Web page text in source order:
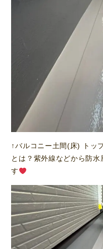
↑バルコニー土間(床) トッ
とは？紫外線などから防
す